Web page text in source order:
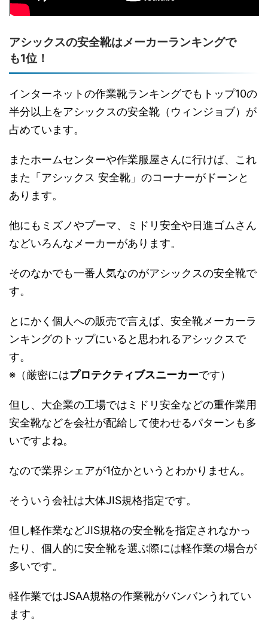
アシックスの安全靴はメーカーランキングで
も1位！
インターネットの作業靴ランキングでもトップ10の
半分以上をアシックスの安全靴（ウィンジョブ）が
占めています。
またホームセンターや作業服屋さんに行けば、これ
また「アシックス 安全靴」のコーナーがドーンと
あります。
他にもミズノやプーマ、ミドリ安全や日進ゴムさん
などいろんなメーカーがあります。
そのなかでも一番人気なのがアシックスの安全靴で
す。
とにかく個人への販売で言えば、安全靴メーカーラ
ンキングのトップにいると思われるアシックスで
す。
※（厳密にはプロテクティブスニーカーです）
但し、大企業の工場ではミドリ安全などの重作業用
安全靴などを会社が配給して使わせるパターンも多
いですよね。
なので業界シェアが1位かというとわかりません。
そういう会社は大体JIS規格指定です。
但し軽作業などJIS規格の安全靴を指定されなかっ
たり、個人的に安全靴を選ぶ際には軽作業の場合が
多いです。
軽作業ではJSAA規格の作業靴がバンバンうれてい
ます。